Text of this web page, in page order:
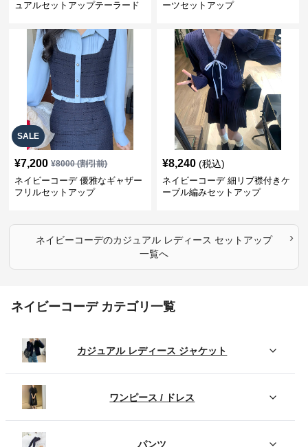
ュアルセットアップテーラード
ーツセットアップ
SALE
¥7,200 ¥8000(割引前)
ネイビーコーデ 優雅なギャザー
フリルセットアップ
¥8,240 (税込)
ネイビーコーデ 細リブ襟付きケ
ーブル編みセットアップ
ネイビーコーデのカジュアル レディース セットアップ
一覧へ
›
ネイビーコーデ カテゴリ一覧
カジュアル レディース ジャケット
ワンピース / ドレス
パンツ